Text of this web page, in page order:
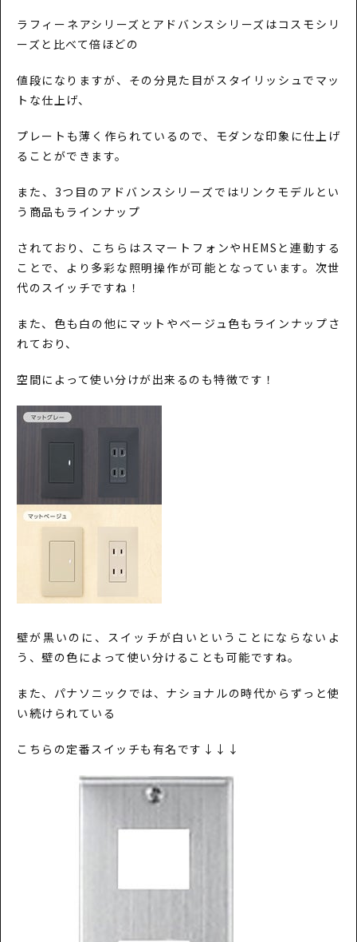
ラフィーネアシリーズとアドバンスシリーズはコスモシリ
ーズと比べて倍ほどの
値段になりますが、その分見た目がスタイリッシュでマッ
トな仕上げ、
プレートも薄く作られているので、モダンな印象に仕上げ
ることができます。
また、3つ目のアドバンスシリーズではリンクモデルとい
う商品もラインナップ
されており、こちらはスマートフォンやHEMSと連動する
ことで、より多彩な照明操作が可能となっています。次世
代のスイッチですね！
また、色も白の他にマットやベージュ色もラインナップさ
れており、
空間によって使い分けが出来るのも特徴です！
壁が黒いのに、スイッチが白いということにならないよ
う、壁の色によって使い分けることも可能ですね。
また、パナソニックでは、ナショナルの時代からずっと使
い続けられている
こちらの定番スイッチも有名です↓↓↓